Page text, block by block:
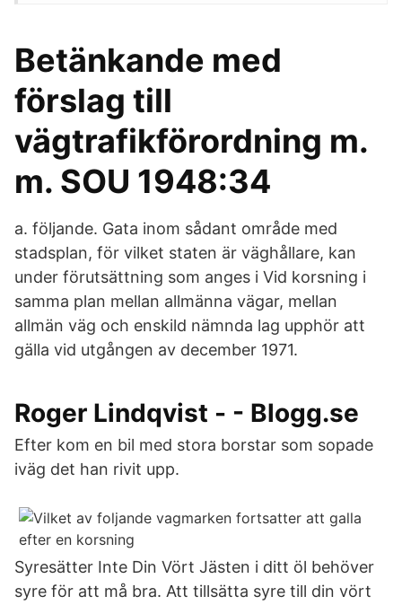
Betänkande med
förslag till
vägtrafikförordning m.
m. SOU 1948:34
a. följande. Gata inom sådant område med
stadsplan, för vilket staten är väghållare, kan
under förutsättning som anges i Vid korsning i
samma plan mellan allmänna vägar, mellan
allmän väg och enskild nämnda lag upphör att
gälla vid utgången av december 1971.
Roger Lindqvist - - Blogg.se
Efter kom en bil med stora borstar som sopade
iväg det han rivit upp.
Syresätter Inte Din Vört Jästen i ditt öl behöver
syre för att må bra. Att tillsätta syre till din vört